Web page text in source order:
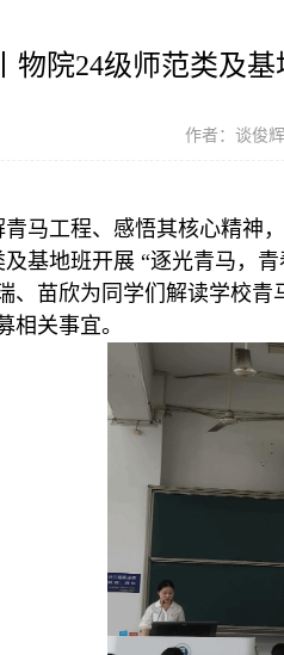
物院24级师范类及
作者：谈俊
马工程、感悟其核心精神
基地班开展 “逐光青马，
、苗欣为同学们解读学校
相关事宜。